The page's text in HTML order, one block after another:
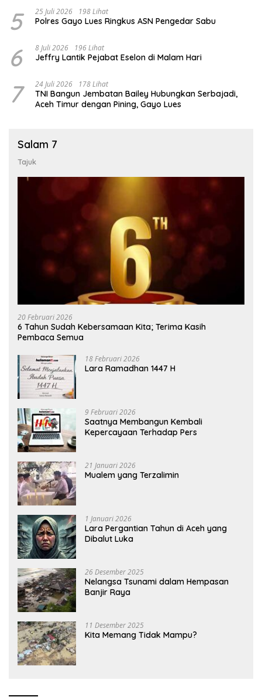
5 25 Juli 2026 198 Lihat
Polres Gayo Lues Ringkus ASN Pengedar Sabu
6 8 Juli 2026 196 Lihat
Jeffry Lantik Pejabat Eselon di Malam Hari
7 24 Juli 2026 178 Lihat
TNI Bangun Jembatan Bailey Hubungkan Serbajadi,
Aceh Timur dengan Pining, Gayo Lues
Salam 7
Tajuk
20 Februari 2026
6 Tahun Sudah Kebersamaan Kita; Terima Kasih
Pembaca Semua
18 Februari 2026
Lara Ramadhan 1447 H
9 Februari 2026
Saatnya Membangun Kembali
Kepercayaan Terhadap Pers
21 Januari 2026
Mualem yang Terzalimin
1 Januari 2026
Lara Pergantian Tahun di Aceh yang
Dibalut Luka
26 Desember 2025
Nelangsa Tsunami dalam Hempasan
Banjir Raya
11 Desember 2025
Kita Memang Tidak Mampu?